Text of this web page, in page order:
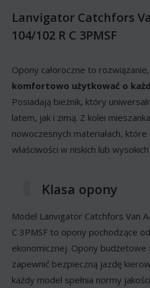
Lanvigator Catchfors
104/102 R C 3PMSF
Opony całoroczne to
komfortowo użytkować o
Posiadają bieżnik, który
latem, jak i zimą. Z kolei
nowoczesnych materiałach,
właściwości w niskich lub
Klasa opony
Model Lanvigator Catchfors Van
C 3PMSF to opony pochodzące
ekonomicznej. Opony budżetowe
zapewnić bezpieczną jazdę
każdy model spełnia normy